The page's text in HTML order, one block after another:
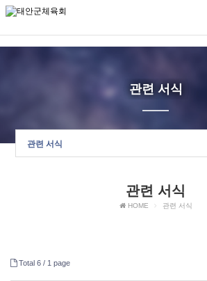
태안군체육회
관련 서식
관련 서식
관련 서식
HOME 관련 서식
Total 6 / 1 page